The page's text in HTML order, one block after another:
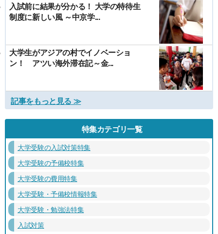
入試前に結果が分かる！ 大学の特待生
制度に新しい風 ～中京学...
大学生がアジアの村でイノベーショ
ン！ アツい海外滞在記～金...
記事をもっと見る ≫
特集カテゴリ一覧
大学受験の入試対策特集
大学受験の予備校特集
大学受験の費用特集
大学受験・予備校情報特集
大学受験・勉強法特集
入試対策